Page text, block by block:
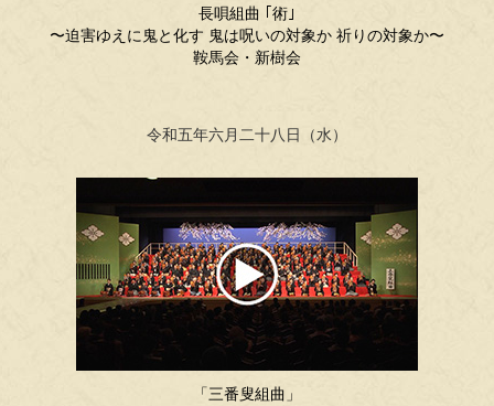
長唄組曲 ｢術｣
〜迫害ゆえに鬼と化す 鬼は呪いの対象か 祈りの対象か〜
鞍馬会・新樹会
令和五年六月二十八日（水）
「三番叟組曲」